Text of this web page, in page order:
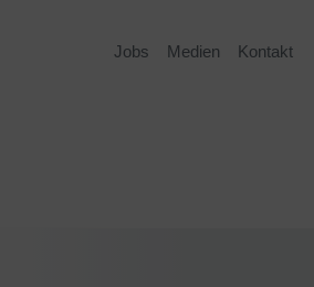
Jobs Medien Kontakt